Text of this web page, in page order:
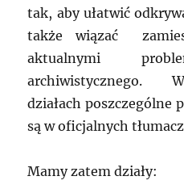
tak, aby ułatwić
także wiązać
aktualnymi
archiwistycznego.
działach poszczególne
są w oficjalnych
Mamy zatem działy: